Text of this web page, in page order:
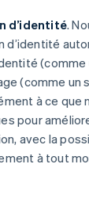
d’identité.
d’identité
(comme
(comme un
à ce que
pour
avec la
à tout